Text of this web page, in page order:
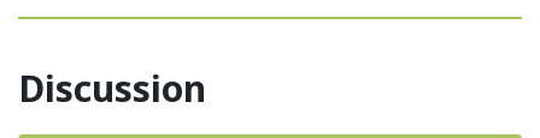
Discussion